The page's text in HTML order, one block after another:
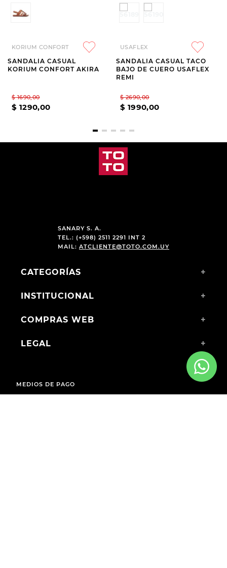
KORIUM CONFORT
SANDALIA CASUAL
KORIUM CONFORT AKIRA
$ 1690,00
$ 1290,00
USAFLEX
SANDALIA CASUAL TACO
BAJO DE CUERO USAFLEX
REMI
$ 2690,00
$ 1990,00
SANARY S. A.
TEL.: (+598) 2511 2291 INT 2
MAIL: ATCLIENTE@TOTO.COM.UY
CATEGORÍAS +
INSTITUCIONAL +
COMPRAS WEB +
LEGAL +
MEDIOS DE PAGO